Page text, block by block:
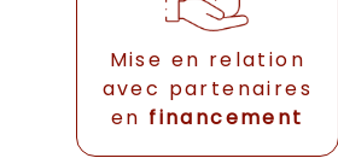
Mise en relation
avec partenaires
en financement